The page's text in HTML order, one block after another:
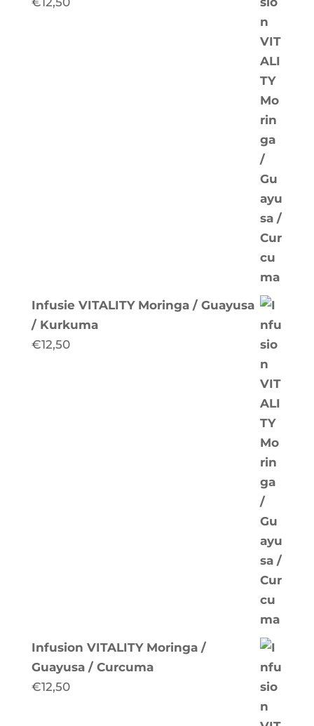
Infusie VITALITY Moringa / Guayusa
/ Kurkuma
€12,50
Infusion VITALITY Moringa /
Guayusa / Curcuma
€12,50